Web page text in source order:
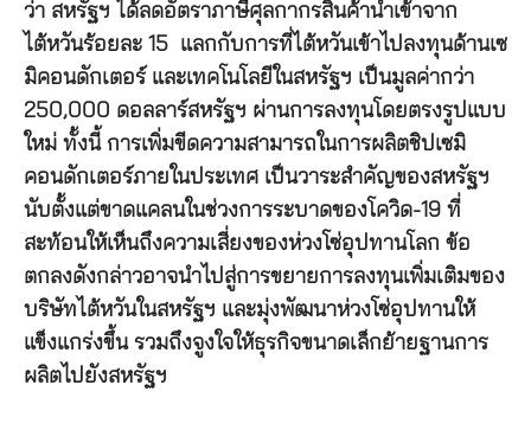
ว่า สหรัฐฯ ได้ลดอัตราภาษีศุลกากรสินค้านำเข้าจาก
ไต้หวันร้อยละ 15 แลกกับการที่ไต้หวันเข้าไปลงทุนด้านเซ
มิคอนดักเตอร์ และเทคโนโลยีในสหรัฐฯ เป็นมูลค่ากว่า
250,000 ดอลลาร์สหรัฐฯ ผ่านการลงทุนโดยตรงรูปแบบ
ใหม่ ทั้งนี้ การเพิ่มขีดความสามารถในการผลิตชิปเซมิ
คอนดักเตอร์ภายในประเทศ เป็นวาระสำคัญของสหรัฐฯ
นับตั้งแต่ขาดแคลนในช่วงการระบาดของโควิด-19 ที่
สะท้อนให้เห็นถึงความเสี่ยงของห่วงโซ่อุปทานโลก ข้อ
ตกลงดังกล่าวอาจนำไปสู่การขยายการลงทุนเพิ่มเติมของ
บริษัทไต้หวันในสหรัฐฯ และมุ่งพัฒนาห่วงโซ่อุปทานให้
แข็งแกร่งขึ้น รวมถึงจูงใจให้ธุรกิจขนาดเล็กย้ายฐานการ
ผลิตไปยังสหรัฐฯ